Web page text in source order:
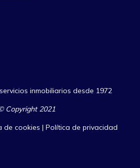
inmobiliarios desde 1972
Copyright 2021
de cookies | Política de privacidad